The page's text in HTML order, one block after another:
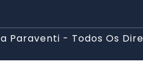
Paraventi - Todos Os